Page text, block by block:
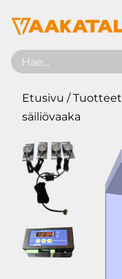
Etusivu /Tuotteet
säiliövaaka